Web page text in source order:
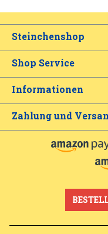
Steinchenshop
Shop Service
Informationen
Zahlung und